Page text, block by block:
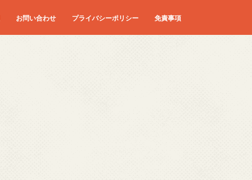
お問い合わせ プライバシーポリシー 免責事項